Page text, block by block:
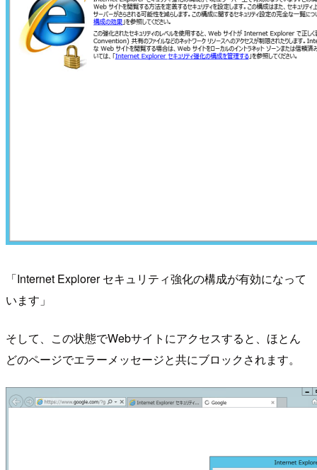
「Internet Explorer セキュリティ強化の構成が有効になって
います」
そして、この状態でWebサイトにアクセスすると、ほとん
どのページでエラーメッセージと共にブロックされます。